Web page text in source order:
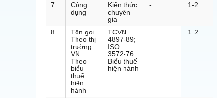
7
Công
dụng
Kiến thức
chuyên
gia
- 1-2
8
Tên gọi
Theo thị
trường
VN
Theo
biểu
thuế
hiện
hành
TCVN
4897-89;
ISO
3572-76
Biểu thuế
hiện hành
- 1-2